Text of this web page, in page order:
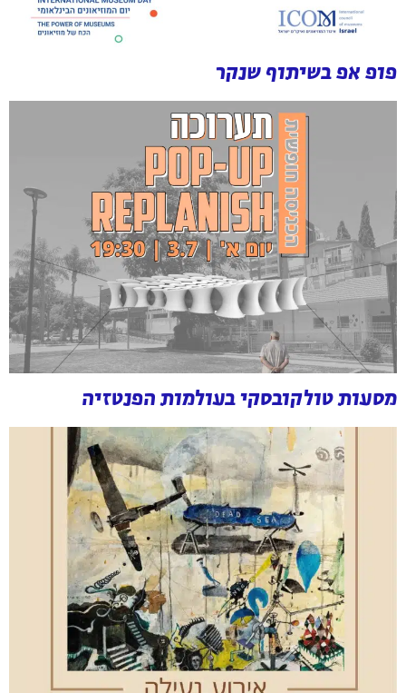
פופ אפ בשיתוף שנקר
מסעות טולקובסקי בעולמות הפנטזיה